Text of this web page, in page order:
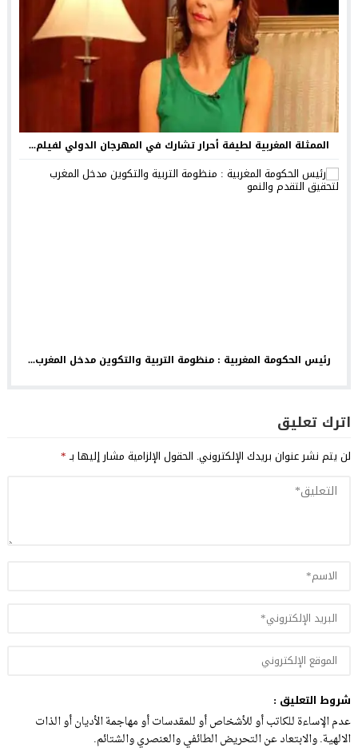
الممثلة المغربية لطيفة أحرار تشارك في المهرجان الدولي لفيلم...
رئيس الحكومة المغربية : منظومة التربية والتكوين مدخل المغرب...
اترك تعليق
لن يتم نشر عنوان بريدك الإلكتروني. الحقول الإلزامية مشار إليها بـ*
شروط التعليق :
عدم الإساءة للكاتب أو للأشخاص أو للمقدسات أو مهاجمة الأديان أو الذات
الالهية. والابتعاد عن التحريض الطائفي والعنصري والشتائم.